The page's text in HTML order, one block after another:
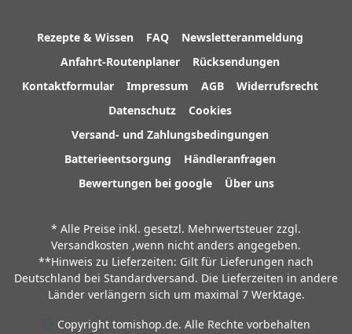
Rezepte & Wissen FAQ
Newsletteranmeldung
Anfahrt-Routenplaner
Rücksendungen
Kontaktformular
Impressum AGB
Widerrufsrecht
Datenschutz
Cookies
Versand- und Zahlungsbedingungen
Batterieentsorgung
Händleranfragen
Bewertungen bei google
Über uns
* Alle Preise inkl. gesetzl. Mehrwertsteuer zzgl.
Versandkosten ,wenn nicht anders angegeben.
**Hinweis zu Lieferzeiten: Gilt für Lieferungen nach
Deutschland bei Standardversand. Die Lieferzeiten in andere
Länder verlängern sich um maximal 7 Werktage.
Copyright tomishop.de. Alle Rechte vorbehalten